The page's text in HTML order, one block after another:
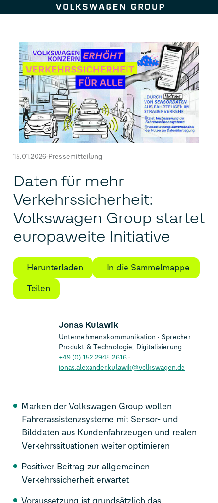
Zum Seiteninhalt springen
15.01.2026 Pressemitteilung
Daten für mehr
Verkehrssicherheit:
Volkswagen Group startet
europaweite Initiative
Herunterladen
In die Sammelmappe
Teilen
Jonas Kulawik
Unternehmenskommunikation Sprecher
Produkt & Technologie, Digitalisierung
+49 (0) 152 2945 2616
jonas.alexander.kulawik@volkswagen.de
Marken der Volkswagen Group wollen
Fahrerassistenzsysteme mit Sensor- und
Bilddaten aus Kundenfahrzeugen und realen
Verkehrssituationen weiter optimieren
Positiver Beitrag zur allgemeinen
Verkehrssicherheit erwartet
Voraussetzung ist grundsätzlich das